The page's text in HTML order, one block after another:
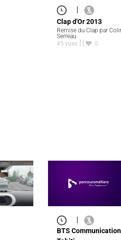
|
Clap d'Or 2013
Remise du Clap par
Serreau
45 vues
0
|
BTS Communication